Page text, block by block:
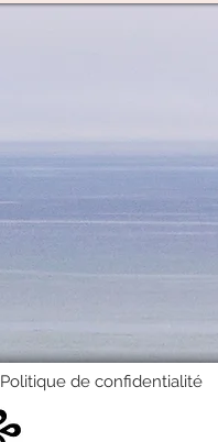
Politique de confidentialité